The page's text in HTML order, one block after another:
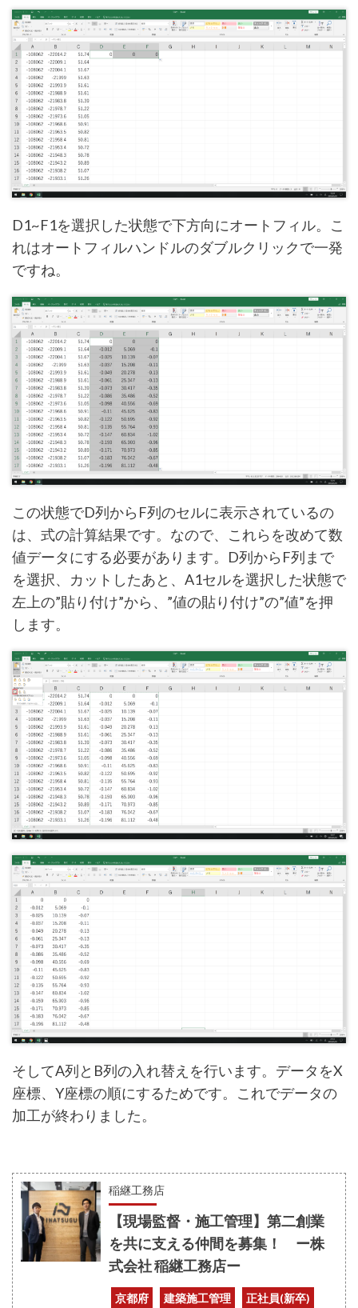
D1~F1を選択した状態で下方向にオートフィル。こ
れはオートフィルハンドルのダブルクリックで一発
ですね。
この状態でD列からF列のセルに表示されているの
は、式の計算結果です。なので、これらを改めて数
値データにする必要があります。D列からF列まで
を選択、カットしたあと、A1セルを選択した状態で
左上の”貼り付け”から、”値の貼り付け”の”値”を押
します。
そしてA列とB列の入れ替えを行います。データをX
座標、Y座標の順にするためです。これでデータの
加工が終わりました。
稲継工務店
【現場監督・施工管理】第二創業
を共に支える仲間を募集！ ー株
式会社 稲継工務店ー
京都府 建築施工管理 正社員(新卒)